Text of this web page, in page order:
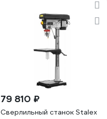
79 810 ₽
Сверлильный станок Stalex